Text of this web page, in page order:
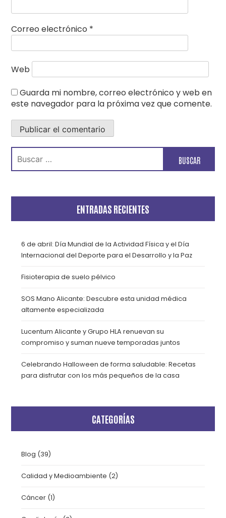
Correo electrónico *
Web
Guarda mi nombre, correo electrónico y web en
este navegador para la próxima vez que comente.
Buscar:
ENTRADAS RECIENTES
6 de abril: Día Mundial de la Actividad Física y el Día
Internacional del Deporte para el Desarrollo y la Paz
Fisioterapia de suelo pélvico
SOS Mano Alicante: Descubre esta unidad médica
altamente especializada
Lucentum Alicante y Grupo HLA renuevan su
compromiso y suman nueve temporadas juntos
Celebrando Halloween de forma saludable: Recetas
para disfrutar con los más pequeños de la casa
CATEGORÍAS
Blog (39)
Calidad y Medioambiente (2)
Cáncer (1)